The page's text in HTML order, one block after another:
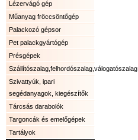
Lézervágó gép
Műanyag fröccsöntőgép
Palackozó gépsor
Pet palackgyártógép
Présgépek
Szállítószalag,felhordószalag,válogatószalag.
Szivattyúk, ipari
segédanyagok, kiegészítők
Tárcsás darabolók
Targoncák és emelőgépek
Tartályok